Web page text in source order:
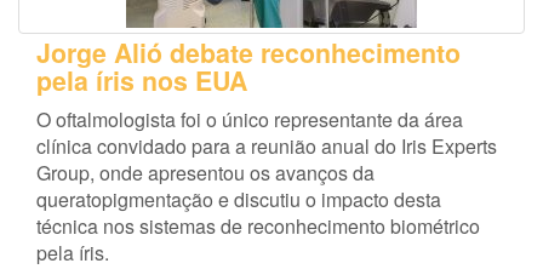
Jorge Alió debate reconhecimento
pela íris nos EUA
O oftalmologista foi o único representante da área
clínica convidado para a reunião anual do Iris Experts
Group, onde apresentou os avanços da
queratopigmentação e discutiu o impacto desta
técnica nos sistemas de reconhecimento biométrico
pela íris.